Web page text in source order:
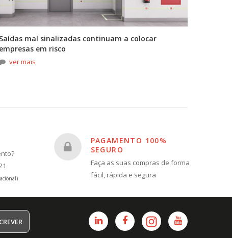
Saídas mal sinalizadas continuam a colocar
empresas em risco
ver mais
PAGAMENTO 100%
SEGURO
Faça as suas compras de forma
fácil, rápida e segura